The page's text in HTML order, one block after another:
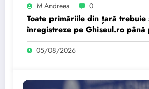
M Andreea 0
Toate primăriile din țară trebuie
înregistreze pe Ghiseul.ro
august. 919 primari au…
05/08/2026